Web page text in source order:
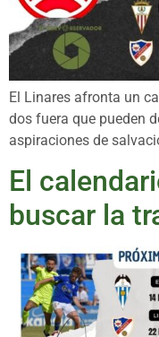
El Linares afronta un
dos fuera que pueden
aspiraciones de
El
buscar la